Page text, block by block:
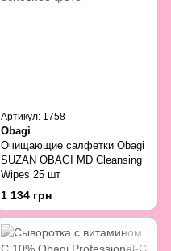
Артикул: 1758
Obagi
Очищающие салфетки Obagi
SUZAN OBAGI MD Cleansing
Wipes 25 шт
1 134 грн